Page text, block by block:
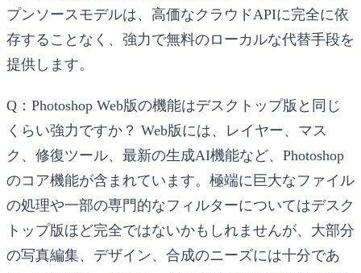
プンソースモデルは、高価なクラウドAPIに完全に依
存することなく、強力で無料のローカルな代替手段を
提供します。
Q：Photoshop Web版の機能はデスクトップ版と同じ
くらい強力ですか？ Web版には、レイヤー、マス
ク、修復ツール、最新の生成AI機能など、Photoshop
のコア機能が含まれています。極端に巨大なファイル
の処理や一部の専門的なフィルターについてはデスク
トップ版ほど完全ではないかもしれませんが、大部分
の写真編集、デザイン、合成のニーズには十分であ